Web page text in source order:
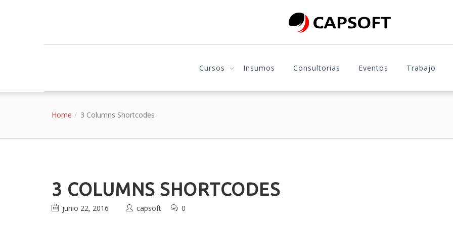
Cursos Insumos Consultorias Eventos Trabajo
Home 3 Columns Shortcodes
3 COLUMNS SHORTCODES
junio 22, 2016 capsoft 0